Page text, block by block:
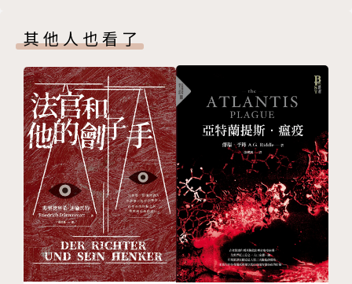
【南派三叔最新、最好看的作品陸續出版中！盗迷們絕
對不能錯過！】
▎盜墓筆記系列
盜墓筆記之南部檔案（目前僅有紙書）
盜墓筆記之花夜前行
盜墓筆記重啟(1)極海聽雷
盜墓筆記外傳 十年
盜墓筆記外傳 雨村筆記(01)
盜墓筆記外傳 雨村筆記(02)：旅遊篇
第二十五章 元辰宮
第二十六章 觀落陰
第二十七章 潘子
第二十八章 那種東西
第二十九章 鴨子都死了
第三十章 上吊
第三十一章 越南來電
第三十二章 幼兒園
第三十三章 女老師
第三十四章 原始宗教
第三十五章 照片
第三十六章 捐房子
其他人也看了